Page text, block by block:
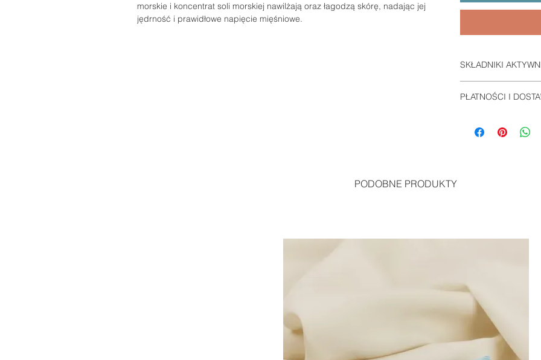
morskie i koncentrat soli morskiej nawilżają oraz łagodzą skórę, nadając jej
jędrność i prawidłowe napięcie mięśniowe.
SKŁADNIKI
skwalan, oleje z
morska, lecytyna,
PŁATNOŚCI I
PODOBNE PRODUKTY